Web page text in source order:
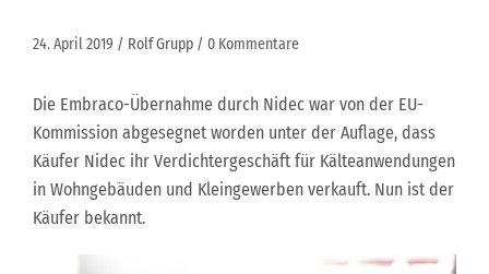
24. April 2019 Rolf Grupp 0 Kommentare
Die Embraco-Übernahme durch Nidec war von der EU-
Kommission abgesegnet worden unter der Auflage, dass
Käufer Nidec ihr Verdichtergeschäft für Kälteanwendungen
in Wohngebäuden und Kleingewerben verkauft. Nun ist der
Käufer bekannt.